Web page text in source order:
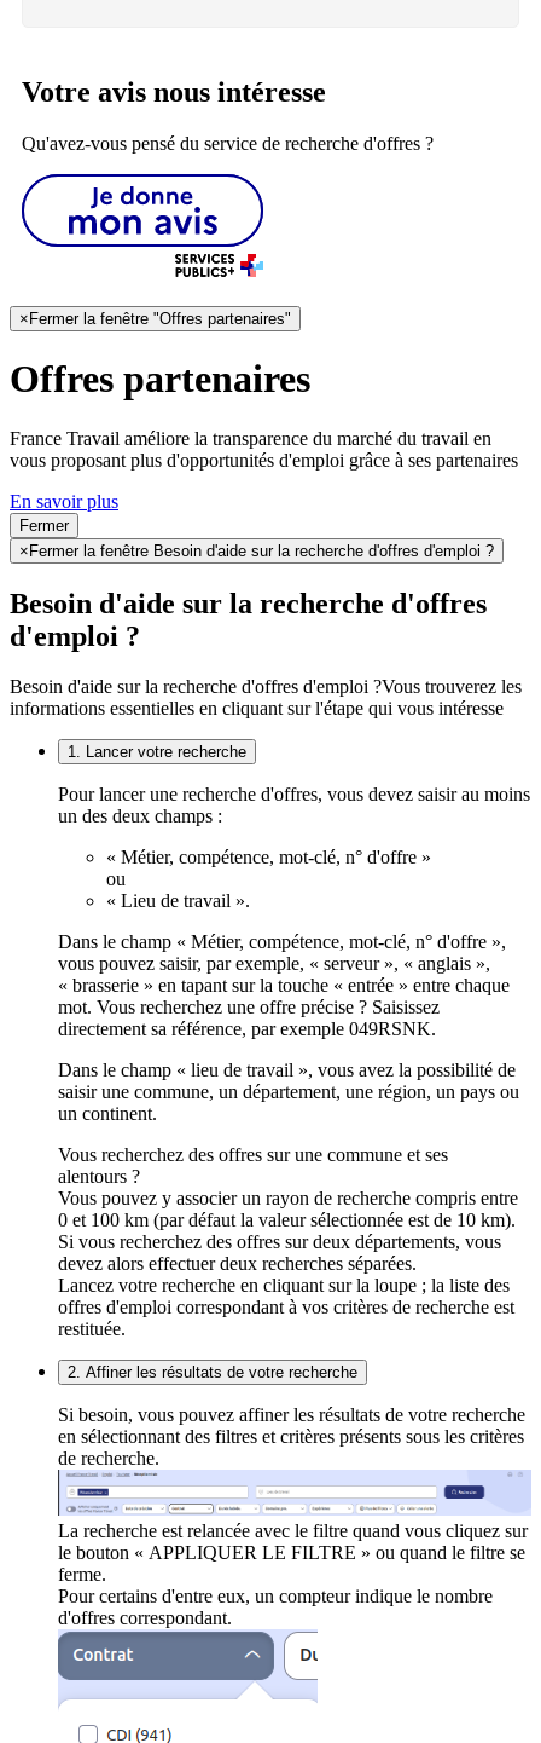
Votre avis nous intéresse
Qu'avez-vous pensé du service de recherche d'offres ?
× Fermer la fenêtre "Offres partenaires"
Offres partenaires
France Travail améliore la transparence du marché du travail en
vous proposant plus d'opportunités d'emploi grâce à ses partenaires
En savoir plus
Fermer
×Fermer la fenêtre Besoin d'aide sur la recherche d'offres d'emploi ?
Besoin d'aide sur la recherche d'offres
d'emploi ?
Besoin d'aide sur la recherche d'offres d'emploi ?Vous trouverez les
informations essentielles en cliquant sur l'étape qui vous intéresse
1. Lancer votre recherche
Pour lancer une recherche d'offres, vous devez saisir au moins
un des deux champs :
« Métier, compétence, mot-clé, n° d'offre »
ou
« Lieu de travail ».
Dans le champ « Métier, compétence, mot-clé, n° d'offre »,
vous pouvez saisir, par exemple, « serveur », « anglais »,
« brasserie » en tapant sur la touche « entrée » entre chaque
mot. Vous recherchez une offre précise ? Saisissez
directement sa référence, par exemple 049RSNK.
Dans le champ « lieu de travail », vous avez la possibilité de
saisir une commune, un département, une région, un pays ou
un continent.
Vous recherchez des offres sur une commune et ses
alentours ?
Vous pouvez y associer un rayon de recherche compris entre
0 et 100 km (par défaut la valeur sélectionnée est de 10 km).
Si vous recherchez des offres sur deux départements, vous
devez alors effectuer deux recherches séparées.
Lancez votre recherche en cliquant sur la loupe ; la liste des
offres d'emploi correspondant à vos critères de recherche est
restituée.
2. Affiner les résultats de votre recherche
Si besoin, vous pouvez affiner les résultats de votre recherche
en sélectionnant des filtres et critères présents sous les critères
de recherche.
La recherche est relancée avec le filtre quand vous cliquez sur
le bouton « APPLIQUER LE FILTRE » ou quand le filtre se
ferme.
Pour certains d'entre eux, un compteur indique le nombre
d'offres correspondant.